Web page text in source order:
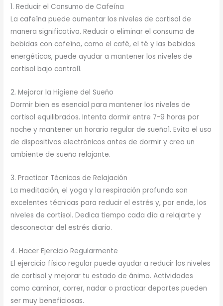
1. Reducir el Consumo de Cafeína
La cafeína puede aumentar los niveles de cortisol de
manera significativa. Reducir o eliminar el consumo de
bebidas con cafeína, como el café, el té y las bebidas
energéticas, puede ayudar a mantener los niveles de
cortisol bajo control1.
2. Mejorar la Higiene del Sueño
Dormir bien es esencial para mantener los niveles de
cortisol equilibrados. Intenta dormir entre 7-9 horas por
noche y mantener un horario regular de sueño1. Evita el uso
de dispositivos electrónicos antes de dormir y crea un
ambiente de sueño relajante.
3. Practicar Técnicas de Relajación
La meditación, el yoga y la respiración profunda son
excelentes técnicas para reducir el estrés y, por ende, los
niveles de cortisol. Dedica tiempo cada día a relajarte y
desconectar del estrés diario.
4. Hacer Ejercicio Regularmente
El ejercicio físico regular puede ayudar a reducir los niveles
de cortisol y mejorar tu estado de ánimo. Actividades
como caminar, correr, nadar o practicar deportes pueden
ser muy beneficiosas.